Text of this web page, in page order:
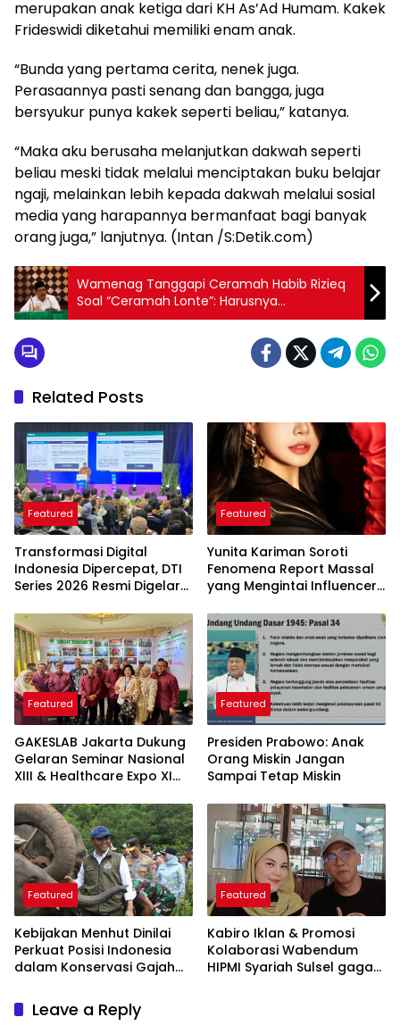
merupakan anak ketiga dari KH As’Ad Humam. Kakek
Frideswidi diketahui memiliki enam anak.
“Bunda yang pertama cerita, nenek juga.
Perasaannya pasti senang dan bangga, juga
bersyukur punya kakek seperti beliau,” katanya.
“Maka aku berusaha melanjutkan dakwah seperti
beliau meski tidak melalui menciptakan buku belajar
ngaji, melainkan lebih kepada dakwah melalui sosial
media yang harapannya bermanfaat bagi banyak
orang juga,” lanjutnya. (Intan /S:Detik.com)
Wamenag Tanggapi Ceramah Habib Rizieq
Soal “Ceramah Lonte”: Harusnya
Memberikan Contoh yang Baik
Related Posts
Featured
Transformasi Digital
Indonesia Dipercepat, DTI
Series 2026 Resmi Digelar
Featured
Yunita Kariman Soroti
Fenomena Report Massal
yang Mengintai Influencer,
yang Perlu Diketahui
Featured
GAKESLAB Jakarta Dukung
Gelaran Seminar Nasional
XIII & Healthcare Expo XI
Featured
Presiden Prabowo: Anak
Orang Miskin Jangan
Sampai Tetap Miskin
Featured
Kebijakan Menhut Dinilai
Perkuat Posisi Indonesia
dalam Konservasi Gajah
Featured
Kabiro Iklan & Promosi
Kolaborasi Wabendum
HIPMI Syariah Sulsel gagas
Leave a Reply